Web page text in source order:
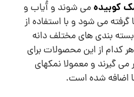
کوبیدهمی شوند و آُیاب و
می شود و با استفاده از
بسته بندی های مختلف دانه
کدام از این محصولات برای
گیرند و معمولا نمکهای
اضافه شده است.